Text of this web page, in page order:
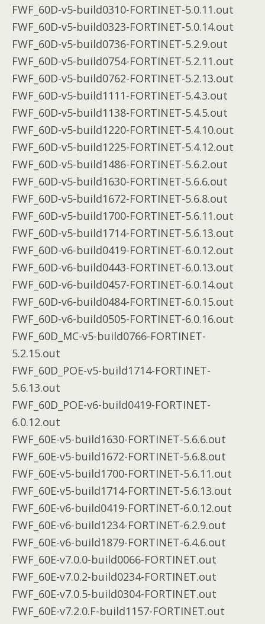
FWF_60D-v5-build0310-FORTINET-5.0.11.out
FWF_60D-v5-build0323-FORTINET-5.0.14.out
FWF_60D-v5-build0736-FORTINET-5.2.9.out
FWF_60D-v5-build0754-FORTINET-5.2.11.out
FWF_60D-v5-build0762-FORTINET-5.2.13.out
FWF_60D-v5-build1111-FORTINET-5.4.3.out
FWF_60D-v5-build1138-FORTINET-5.4.5.out
FWF_60D-v5-build1220-FORTINET-5.4.10.out
FWF_60D-v5-build1225-FORTINET-5.4.12.out
FWF_60D-v5-build1486-FORTINET-5.6.2.out
FWF_60D-v5-build1630-FORTINET-5.6.6.out
FWF_60D-v5-build1672-FORTINET-5.6.8.out
FWF_60D-v5-build1700-FORTINET-5.6.11.out
FWF_60D-v5-build1714-FORTINET-5.6.13.out
FWF_60D-v6-build0419-FORTINET-6.0.12.out
FWF_60D-v6-build0443-FORTINET-6.0.13.out
FWF_60D-v6-build0457-FORTINET-6.0.14.out
FWF_60D-v6-build0484-FORTINET-6.0.15.out
FWF_60D-v6-build0505-FORTINET-6.0.16.out
FWF_60D_MC-v5-build0766-FORTINET-
5.2.15.out
FWF_60D_POE-v5-build1714-FORTINET-
5.6.13.out
FWF_60D_POE-v6-build0419-FORTINET-
6.0.12.out
FWF_60E-v5-build1630-FORTINET-5.6.6.out
FWF_60E-v5-build1672-FORTINET-5.6.8.out
FWF_60E-v5-build1700-FORTINET-5.6.11.out
FWF_60E-v5-build1714-FORTINET-5.6.13.out
FWF_60E-v6-build0419-FORTINET-6.0.12.out
FWF_60E-v6-build1234-FORTINET-6.2.9.out
FWF_60E-v6-build1879-FORTINET-6.4.6.out
FWF_60E-v7.0.0-build0066-FORTINET.out
FWF_60E-v7.0.2-build0234-FORTINET.out
FWF_60E-v7.0.5-build0304-FORTINET.out
FWF_60E-v7.2.0.F-build1157-FORTINET.out